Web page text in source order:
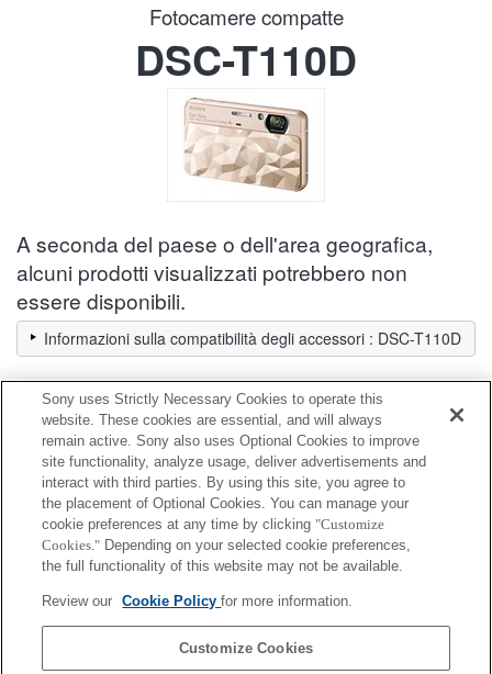
Fotocamere compatte
DSC-T110D
A seconda del paese o dell'area geografica,
alcuni prodotti visualizzati potrebbero non
essere disponibili.
Informazioni sulla compatibilità degli accessori : DSC-T110D
Adattatore c.a. / Caricabatterie
Completamente compatibile
Compatibile, ma con restrizioni
BC-TRN2
Sony uses Strictly Necessary Cookies to operate this
website. These cookies are essential, and will always
remain active. Sony also uses Optional Cookies to improve
site functionality, analyze usage, deliver advertisements and
interact with third parties. By using this site, you agree to
the placement of Optional Cookies. You can manage your
cookie preferences at any time by clicking "Customize
Cookies." Depending on your selected cookie preferences,
the full functionality of this website may not be available.
Review our Cookie Policyfor more information.
Customize Cookies